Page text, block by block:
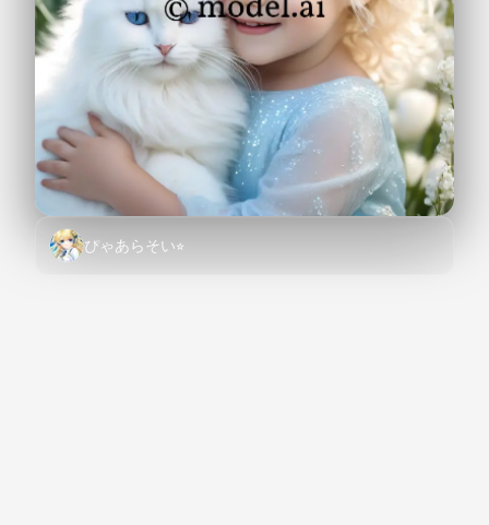
ぴゃあらそい⭐︎